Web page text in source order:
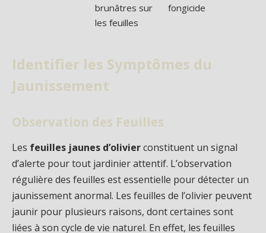
brunâtres sur
les feuilles
fongicide
Identifier les Symptômes du
Jaunissement
Observation des Feuilles
Les feuilles jaunes d’olivierconstituent un signal
d’alerte pour tout jardinier attentif. L’observation
régulière des feuilles est essentielle pour détecter un
jaunissement anormal. Les feuilles de l’olivier peuvent
jaunir pour plusieurs raisons, dont certaines sont
liées à son cycle de vie naturel. En effet, les feuilles